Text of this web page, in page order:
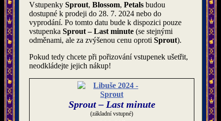
VstupenkySprout,Blossom,Petals budou
dostupné k prodeji do 28. 7. 2024 nebo do
vyprodání. Po tomto datu bude k dispozici pouze
vstupenkaSprout – Last minute (se stejnými
odměnami, ale za zvýšenou cenu oprotiSprout).
Pokud tedy chcete při pořizování vstupenek ušetřit,
neodkládejte jejich nákup!
Sprout – Last minute
(základní vstupné)